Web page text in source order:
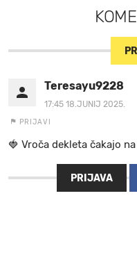
Teresayu9228
17:45 18.JUNIJ 2025.
PRIJAVI
🍓 V r o č a d e k l e t a ča k a
PRIJAVA